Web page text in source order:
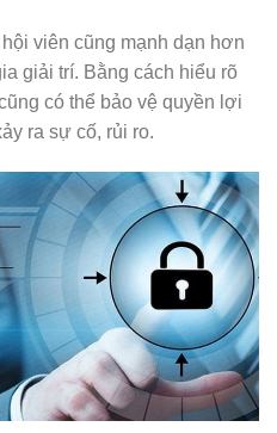
viên cũng mạnh dạn hơn
giải trí. Bằng cách hiểu rõ
có thể bảo vệ quyền lợi
ra sự cố, rủi ro.